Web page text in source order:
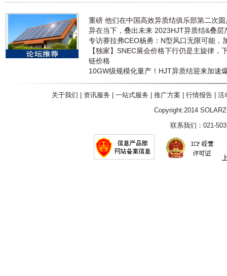
重磅 他们在中国高效异质结俱乐部第二次
异在当下，叠出未来 2023HJT异质结&叠层
专访赛拉弗CEO杨勇：N型风口无限可能，
【独家】SNEC展会价格下行仍是主旋律，
链价格
10GW级规模化量产！HJT异质结迎来加速
关于我们 资讯服务 一站式服务 推广方案 行情报告| 活
Copyright:2014
联系我们：021-